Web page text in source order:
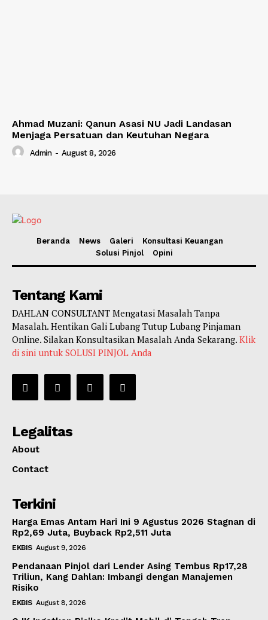
Ahmad Muzani: Qanun Asasi NU Jadi Landasan
Menjaga Persatuan dan Keutuhan Negara
Admin - August 8, 2026
Beranda News Galeri
Konsultasi Keuangan
Solusi Pinjol
Opini
Tentang Kami
DAHLAN CONSULTANT Mengatasi Masalah Tanpa
Masalah. Hentikan Gali Lubang Tutup Lubang Pinjaman
Online. Silakan Konsultasikan Masalah Anda Sekarang. Klik
di sini untuk SOLUSI PINJOL Anda
Legalitas
About
Contact
Terkini
Harga Emas Antam Hari Ini 9 Agustus 2026 Stagnan di
Rp2,69 Juta, Buyback Rp2,511 Juta
EKBIS August 9, 2026
Pendanaan Pinjol dari Lender Asing Tembus Rp17,28
Triliun, Kang Dahlan: Imbangi dengan Manajemen
Risiko
EKBIS August 8, 2026